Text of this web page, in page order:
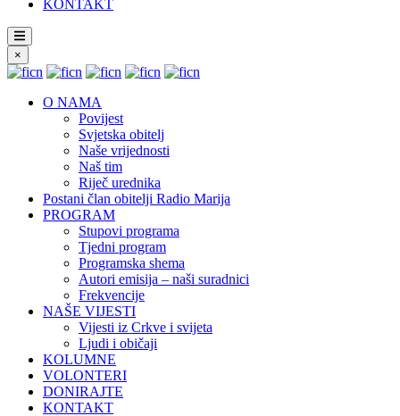
KONTAKT
×
O NAMA
Povijest
Svjetska obitelj
Naše vrijednosti
Naš tim
Riječ urednika
Postani član obitelji Radio Marija
PROGRAM
Stupovi programa
Tjedni program
Programska shema
Autori emisija – naši suradnici
Frekvencije
NAŠE VIJESTI
Vijesti iz Crkve i svijeta
Ljudi i običaji
KOLUMNE
VOLONTERI
DONIRAJTE
KONTAKT